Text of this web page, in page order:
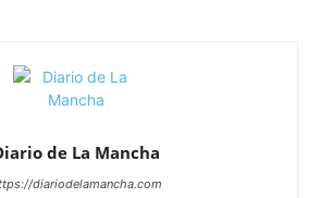
de La Mancha
diariodelamancha.com